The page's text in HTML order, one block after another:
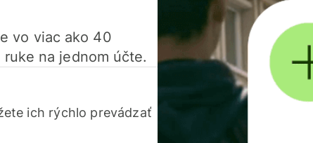
vo viac ako 40
na jednom účte.
ich rýchlo prevádzať